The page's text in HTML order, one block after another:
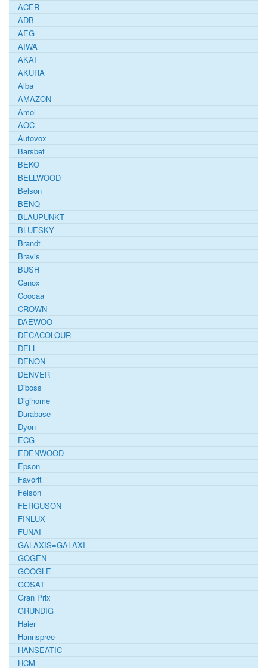
ACER
ADB
AEG
AIWA
AKAI
AKURA
Alba
AMAZON
Amoi
AOC
Autovox
Barsbet
BEKO
BELLWOOD
Belson
BENQ
BLAUPUNKT
BLUESKY
Brandt
Bravis
BUSH
Canox
Coocaa
CROWN
DAEWOO
DECACOLOUR
DELL
DENON
DENVER
Diboss
Digihome
Durabase
Dyon
ECG
EDENWOOD
Epson
Favorit
Felson
FERGUSON
FINLUX
FUNAI
GALAXIS=GALAXI
GOGEN
GOOGLE
GOSAT
Gran Prix
GRUNDIG
Haier
Hannspree
HANSEATIC
HCM